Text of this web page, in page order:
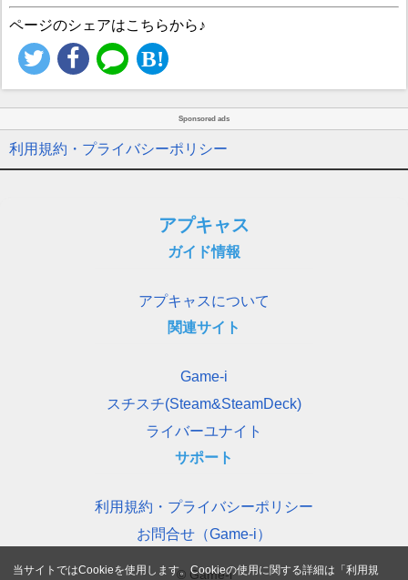
ページのシェアはこちらから♪
Sponsored ads
利用規約・プライバシーポリシー
アプキャス
ガイド情報
アプキャスについて
関連サイト
Game-i
スチスチ(Steam&SteamDeck)
ライバーユナイト
サポート
利用規約・プライバシーポリシー
お問合せ（Game-i）
© Game-i
当サイトではCookieを使用します。Cookieの使用に関する詳細は「利用規